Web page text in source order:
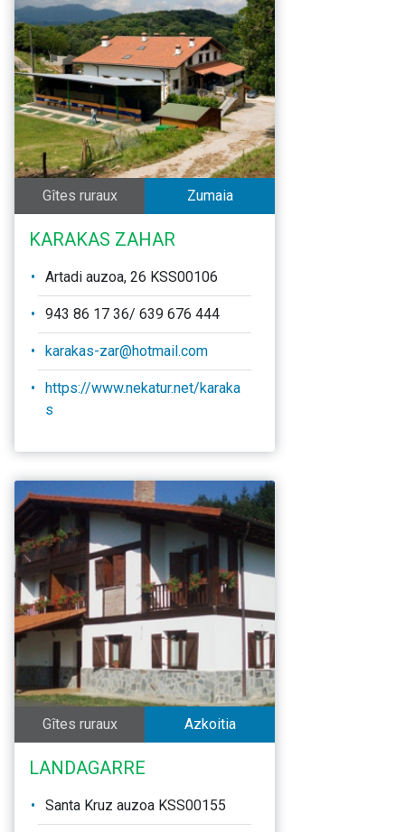
Gîtes ruraux Zumaia
KARAKAS ZAHAR
Artadi auzoa, 26 KSS00106
943 86 17 36/ 639 676 444
karakas-zar@hotmail.com
https://www.nekatur.net/karaka
s
Gîtes ruraux Azkoitia
LANDAGARRE
Santa Kruz auzoa KSS00155